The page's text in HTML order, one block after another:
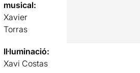
musical:
Xavier
Torras
Il·luminació:
Xavi Costas